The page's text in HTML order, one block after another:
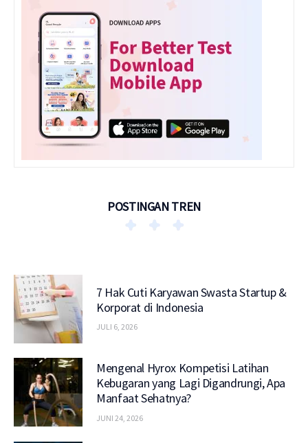
POSTINGAN TREN
7 Hak Cuti Karyawan Swasta Startup &
Korporat di Indonesia
JULI 6, 2026
Mengenal Hyrox Kompetisi Latihan
Kebugaran yang Lagi Digandrungi, Apa
Manfaat Sehatnya?
JUNI 24, 2026